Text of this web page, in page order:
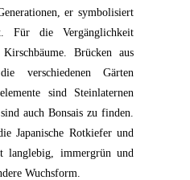
er symbolisiert
Für die Vergänglichkeit
Brücken aus
verschiedenen Gärten
sind Steinlaternen
auch Bonsais zu finden.
Japanische Rotkiefer und
immergrün und
Wuchsform.